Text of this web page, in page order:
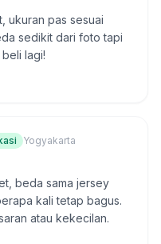
ukuran pas sesuai
sedikit dari foto tapi
lagi!
Yogyakarta
beda sama jersey
kali tetap bagus.
atau kekecilan.